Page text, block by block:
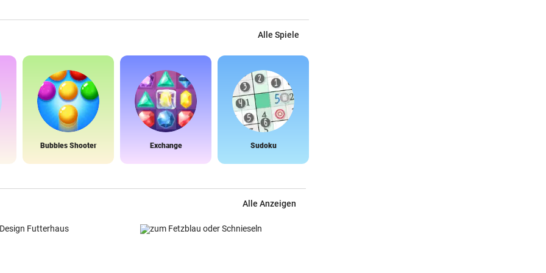
Alle Spiele
Bubbles Shooter Exchange Sudoku
Alle Anzeigen